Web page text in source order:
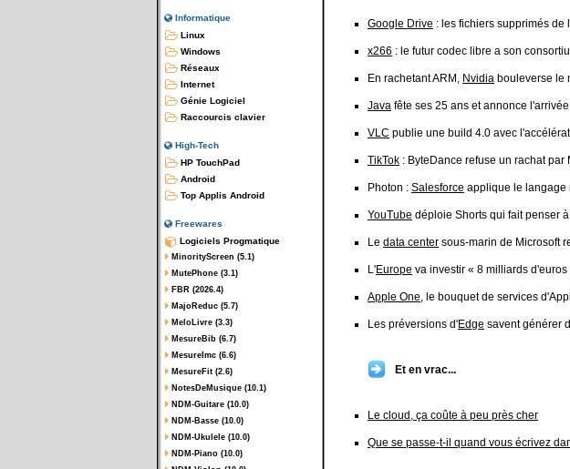
Informatique
Linux
Windows
Réseaux
Internet
Génie Logiciel
Raccourcis clavier
High-Tech
HP TouchPad
Android
Top Applis Android
Freewares
Logiciels Progmatique
MinorityScreen (5.1)
MutePhone (3.1)
FBR (2026.4)
MajoReduc (5.7)
MeloLivre (3.3)
MesureBib (6.7)
MesureImc (6.6)
MesureFit (2.6)
NotesDeMusique (10.1)
NDM-Guitare (10.0)
NDM-Basse (10.0)
NDM-Ukulele (10.0)
NDM-Piano (10.0)
Google Drive : les fichiers supprimés
x266 : le futur codec libre a son
En rachetant ARM, Nvidia bouleverse le
Java fête ses 25 ans et annonce
VLC publie une build 4.0 avec
TikTok : ByteDance refuse un rachat par
Photon : Salesforce applique le langage
YouTube déploie Shorts qui fait penser
Le data center sous-marin de Microsoft
L'Europe va investir « 8 milliards
Apple One, le bouquet de services
Les préversions d'Edge savent générer
Et en vrac...
Le cloud, ça coûte à peu près cher
Que se passe-t-il quand vous écrivez